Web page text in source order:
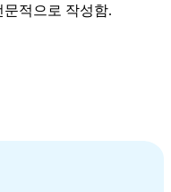
적으로 작성함.